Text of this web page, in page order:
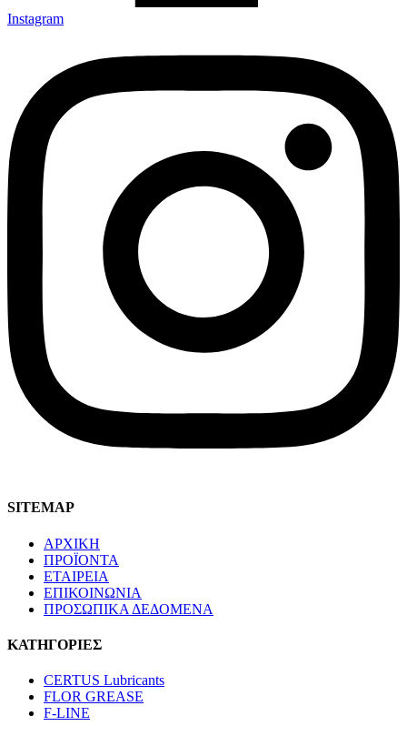
Instagram
SITEMAP
ΑΡΧΙΚΗ
ΠΡΟΪΟΝΤΑ
ΕΤΑΙΡΕΙΑ
ΕΠΙΚΟΙΝΩΝΙΑ
ΠΡΟΣΩΠΙΚΑ ΔΕΔΟΜΕΝΑ
ΚΑΤΗΓΟΡΙΕΣ
CERTUS Lubricants
FLOR GREASE
F-LINE